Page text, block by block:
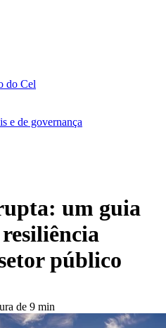
do Cel
e de governança
um guia
público
de 9 min